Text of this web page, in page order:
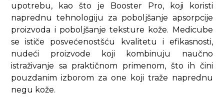
upotrebu, kao što je Booster Pro, koji koristi
naprednu tehnologiju za poboljšanje apsorpcije
proizvoda i poboljšanje teksture kože. Medicube
se ističe posvećenostšću kvalitetu i efikasnosti,
nudeći proizvode koji kombinuju naučno
istraživanje sa praktičnom primenom, što ih čini
pouzdanim izborom za one koji traže naprednu
negu kože.